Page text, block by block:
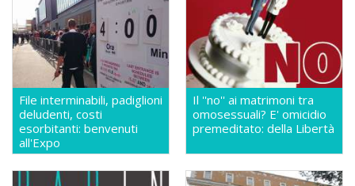
File interminabili, padiglioni
deludenti, costi
esorbitanti: benvenuti
all'Expo
Il ''no'' ai matrimoni tra
omosessuali? E' omicidio
premeditato: della Libertà